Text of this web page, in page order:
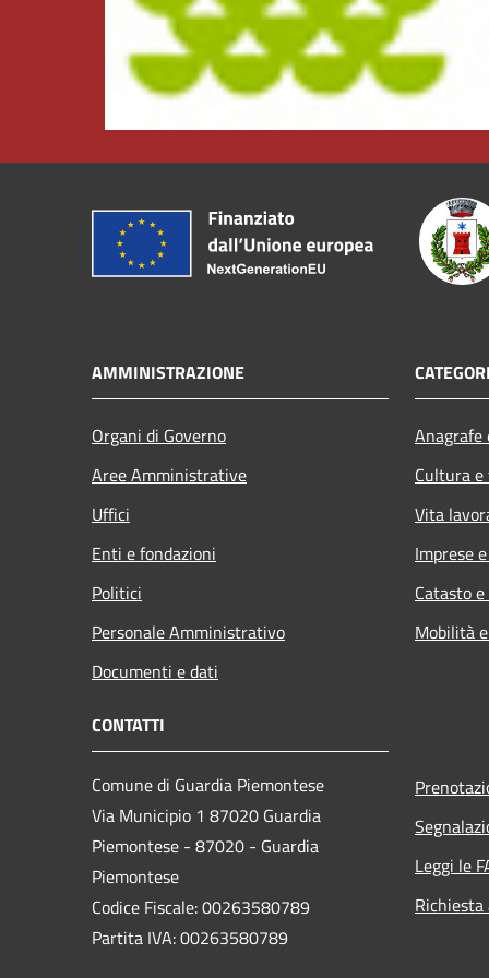
AMMINISTRAZIONE
Organi di Governo
Aree Amministrative
Uffici
Enti e fondazioni
Politici
Personale Amministrativo
Documenti e dati
Cultura
Vita
Imprese
Catasto
Mobilità
CONTATTI
Comune di Guardia Piemontese
Via Municipio 1 87020 Guardia
Piemontese - 87020 - Guardia
Piemontese
Codice Fiscale: 00263580789
Partita IVA: 00263580789
Leggi le